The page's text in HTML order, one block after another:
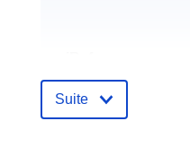
Suite